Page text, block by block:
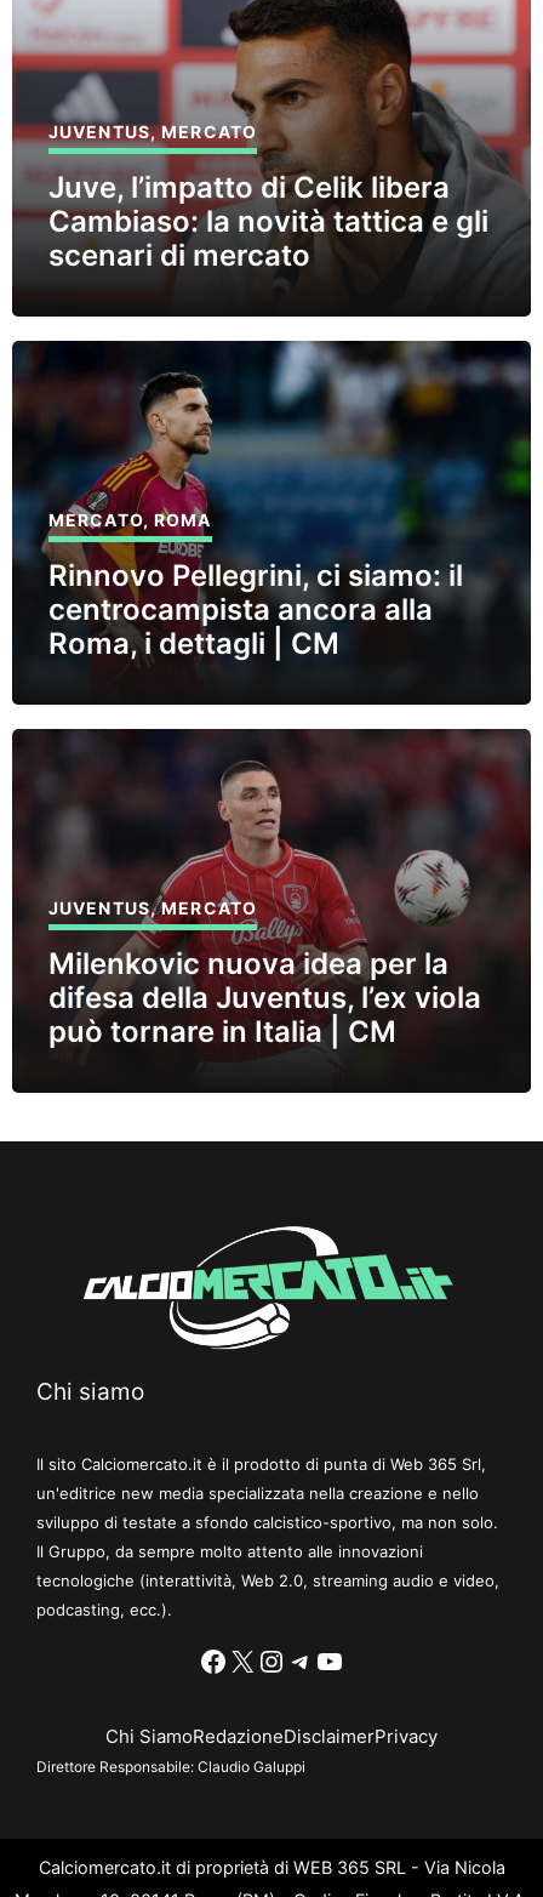
JUVENTUS,MERCATO
Juve, l’impatto di Celik libera
Cambiaso: la novità tattica e gli
scenari di mercato
MERCATO,ROMA
Rinnovo Pellegrini, ci siamo: il
centrocampista ancora alla
Roma, i dettagli | CM
JUVENTUS,MERCATO
Milenkovic nuova idea per la
difesa della Juventus, l’ex viola
può tornare in Italia | CM
Chi siamo
Il sito Calciomercato.it è il prodotto di punta di Web 365 Srl,
un'editrice new media specializzata nella creazione e nello
sviluppo di testate a sfondo calcistico-sportivo, ma non solo.
Il Gruppo, da sempre molto attento alle innovazioni
tecnologiche (interattività, Web 2.0, streaming audio e video,
podcasting, ecc.).
Facebook
X Instagram
Telegram
YouTube
Chi SiamoRedazioneDisclaimerPrivacy
Direttore Responsabile: Claudio Galuppi
Calciomercato.it di proprietà di WEB 365 SRL - Via Nicola